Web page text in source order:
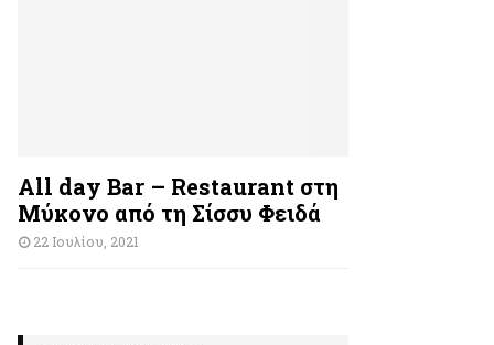
All day Bar – Restaurant στη
Μύκονο από τη Σίσσυ Φειδά
22 Ιουλίου, 2021